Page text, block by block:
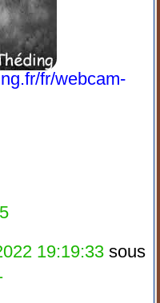
fr/webcam-
19:19:33 sous